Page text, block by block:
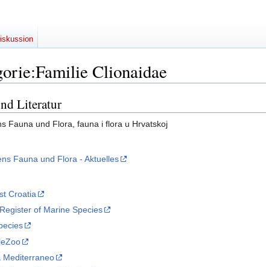
:Familie Clionaidae
Literatur
Fauna und Flora, fauna i flora u Hrvatskoj
Fauna und Flora - Aktuelles
Croatia
of Marine Species
Mediterraneo